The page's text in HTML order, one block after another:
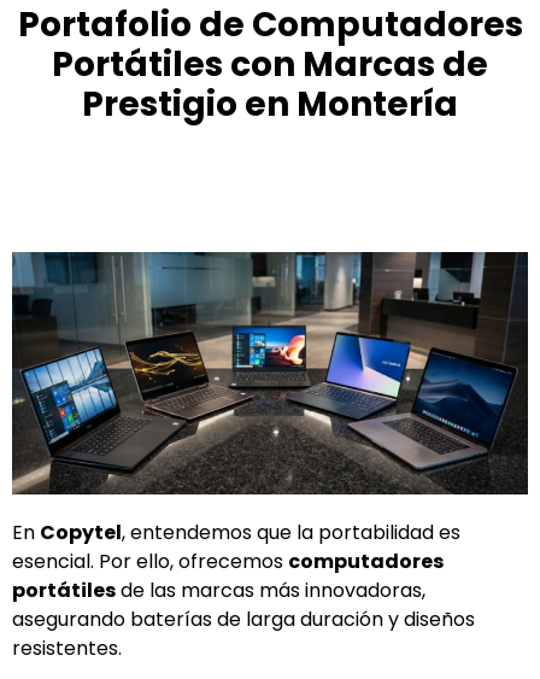
Portafolio de Computadores
Portátiles con Marcas de
Prestigio en Montería
En Copytel, entendemos que la portabilidad es
esencial. Por ello, ofrecemos computadores
portátilesde las marcas más innovadoras,
asegurando baterías de larga duración y diseños
resistentes.